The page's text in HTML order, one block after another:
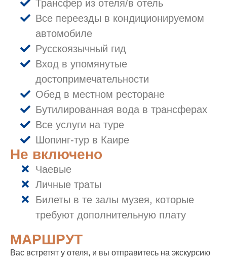
Трансфер из отеля/в отель
Все переезды в кондиционируемом
автомобиле
Русскоязычный гид
Вход в упомянутые
достопримечательности
Обед в местном ресторане
Бутилированная вода в трансферах
Все услуги на туре
Шопинг-тур в Каире
Не включено
Чаевые
Личные траты
Билеты в те залы музея, которые
требуют дополнительную плату
МАРШРУТ
Вас встретят у отеля, и вы отправитесь на экскурсию